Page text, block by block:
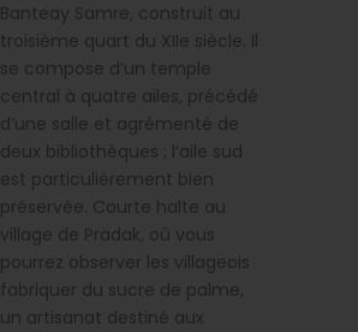
Banteay Samre, construit au
troisième quart du XIIe siècle. Il
se compose d’un temple
central à quatre ailes, précédé
d’une salle et agrémenté de
deux bibliothèques ; l’aile sud
est particulièrement bien
préservée. Courte halte au
village de Pradak, où vous
pourrez observer les villageois
fabriquer du sucre de palme,
un artisanat destiné aux